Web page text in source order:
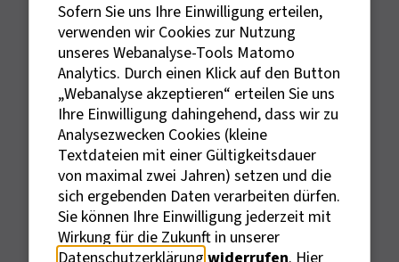
Ein Angebot von:
Gefördert durch:
Externe Links sind mit dem Symbol
gekennzeichnet.
Sofern Sie uns Ihre Einwilligung erteilen,
verwenden wir Cookies zur Nutzung
unseres Webanalyse-Tools Matomo
Analytics. Durch einen Klick auf den Button
„Webanalyse akzeptieren“ erteilen Sie uns
Ihre Einwilligung dahingehend, dass wir zu
Analysezwecken Cookies (kleine
Textdateien mit einer Gültigkeitsdauer
von maximal zwei Jahren) setzen und die
sich ergebenden Daten verarbeiten dürfen.
Sie können Ihre Einwilligung jederzeit mit
Wirkung für die Zukunft in unserer
Datenschutzerklärung widerrufen. Hier